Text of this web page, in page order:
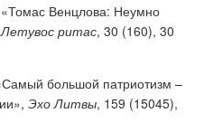
Венцлова: Неумно
Летувос ритас, 30 (160), 30
большой патриотизм –
Эхо Литвы, 159 (15045),